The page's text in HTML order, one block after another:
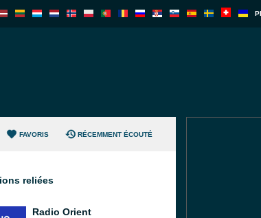
FAVORIS RÉCEMMENT ÉCOUTÉ
reliées
Radio Orient